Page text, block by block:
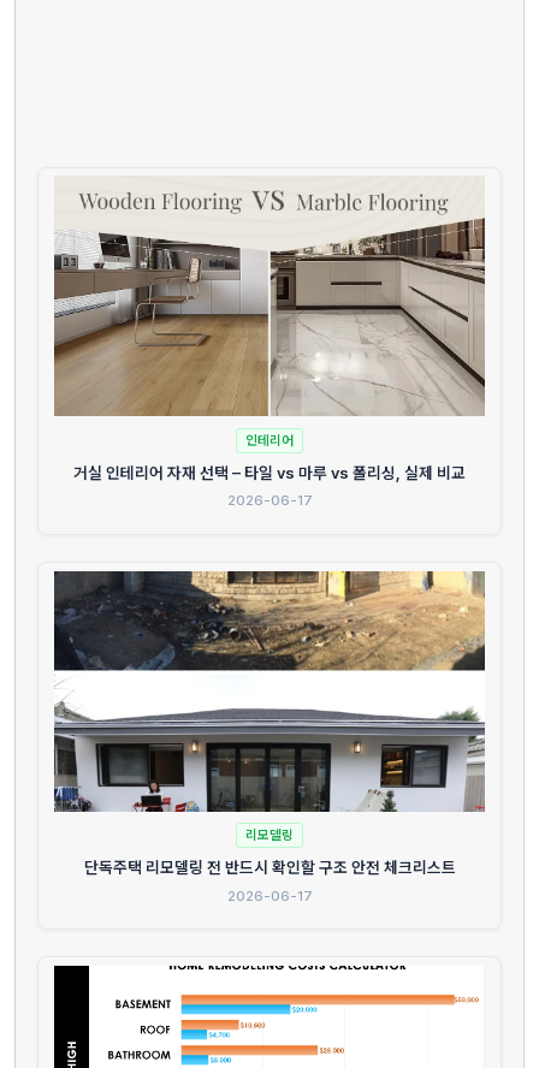
인테리어
거실 인테리어 자재 선택 – 타일 vs 마루 vs 폴리싱, 실제 비교
2026-06-17
리모델링
단독주택 리모델링 전 반드시 확인할 구조 안전 체크리스트
2026-06-17